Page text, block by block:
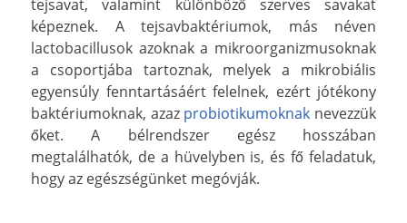
tejsavat, valamint különböző szerves savakat
képeznek. A tejsavbaktériumok, más néven
lactobacillusok azoknak a mikroorganizmusoknak
a csoportjába tartoznak, melyek a mikrobiális
egyensúly fenntartásáért felelnek, ezért jótékony
baktériumoknak, azaz probiotikumoknak nevezzük
őket. A bélrendszer egész hosszában
megtalálhatók, de a hüvelyben is, és fő feladatuk,
hogy az egészségünket megóvják.